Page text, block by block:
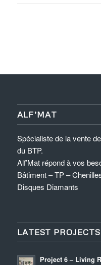
ALF’MAT
Spécialiste de la vente
du BTP.
Alf’Mat répond à vos
Bâtiment – TP –
Disques Diamants
LATEST PROJECTS
Project 6 – Living